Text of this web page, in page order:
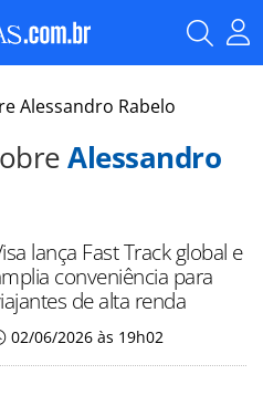
Alessandro Rabelo
Alessandro
lança Fast Track global e
conveniência para
de alta renda
02/06/2026 às 19h02